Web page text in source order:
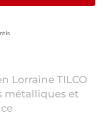
Lorraine TILCO
métalliques et